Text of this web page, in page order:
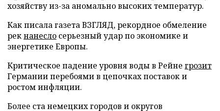
хозяйству из-за аномально высоких температур.
Как писала газета ВЗГЛЯД, рекордное обмеление
рекнанесло серьезный удар по экономике и
энергетике Европы.
Критическое падение уровня воды в Рейне грозит
Германии перебоями в цепочках поставок и
ростом инфляции.
Более ста немецких городов и округов